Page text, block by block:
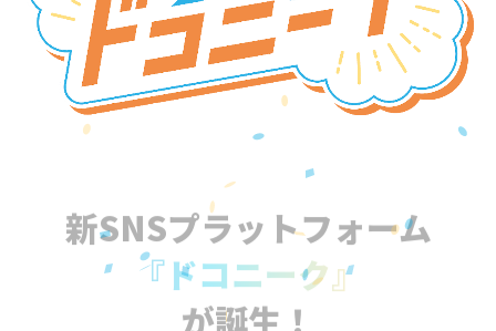
新SNSプラットフォーム
『ドコニーク』
が誕生！